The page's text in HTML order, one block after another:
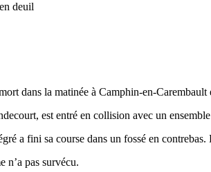
deuil
dans la matinée à Camphin-en-
est entré en collision avec un
a fini sa course dans un fossé en
n’a pas survécu.